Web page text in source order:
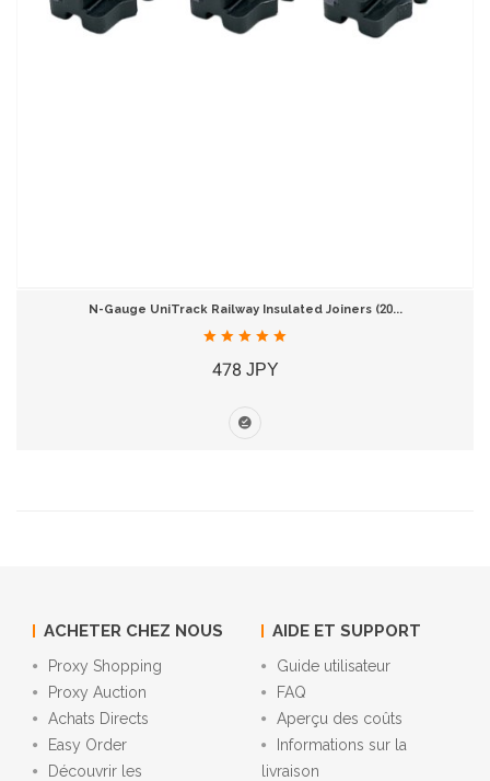
N-Gauge UniTrack Railway Insulated Joiners (20...
478 JPY
ACHETER CHEZ NOUS
Proxy Shopping
Proxy Auction
Achats Directs
Easy Order
Découvrir les
AIDE ET SUPPORT
Guide utilisateur
FAQ
Aperçu des coûts
Informations sur la
livraison